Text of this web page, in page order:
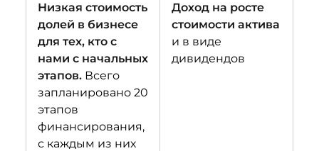
Низкая стоимость
долей в бизнесе
для тех, кто с
нами с начальных
этапов. Всего
запланировано 20
этапов
финансирования,
с каждым из них
Доход на росте
стоимости актива
и в виде
дивидендов